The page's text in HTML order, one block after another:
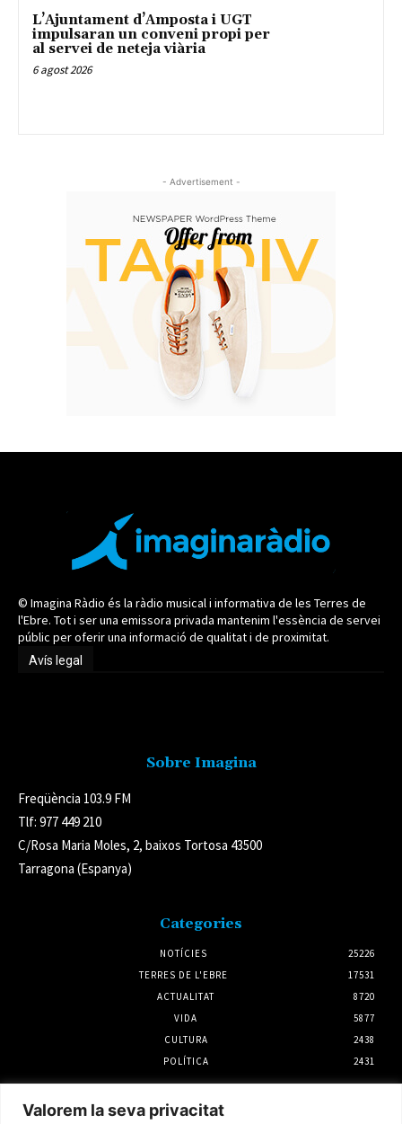
Valorem la seva privacitat
L’Ajuntament d’Amposta i UGT
impulsaran un conveni propi per
al servei de neteja viària
6 agost 2026
- Advertisement -
© Imagina Ràdio és la ràdio musical i informativa de les Terres de
l'Ebre. Tot i ser una emissora privada mantenim l'essència de servei
públic per oferir una informació de qualitat i de proximitat.
Avís legal
Sobre Imagina
Freqüència 103.9 FM
Tlf: 977 449 210
C/Rosa Maria Moles, 2, baixos Tortosa 43500
Tarragona (Espanya)
Categories
NOTÍCIES
25226
TERRES DE L'EBRE
17531
ACTUALITAT
8720
VIDA
5877
CULTURA
2438
POLÍTICA
2431